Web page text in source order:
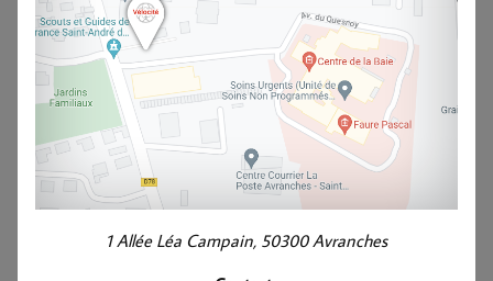
1 Allée Léa Campain, 50300 Avranches